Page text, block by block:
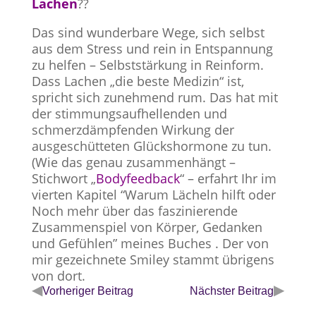
Lachen??
Das sind wunderbare Wege, sich selbst
aus dem Stress und rein in Entspannung
zu helfen – Selbststärkung in Reinform.
Dass Lachen „die beste Medizin“ ist,
spricht sich zunehmend rum. Das hat mit
der stimmungsaufhellenden und
schmerzdämpfenden Wirkung der
ausgeschütteten Glückshormone zu tun.
(Wie das genau zusammenhängt –
Stichwort „Bodyfeedback“ – erfahrt Ihr im
vierten Kapitel “Warum Lächeln hilft oder
Noch mehr über das faszinierende
Zusammenspiel von Körper, Gedanken
und Gefühlen”meines Buches . Der von
mir gezeichnete Smiley stammt übrigens
von dort.
◀Vorheriger Beitrag Nächster Beitrag▶